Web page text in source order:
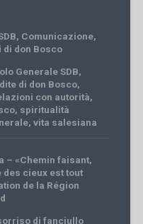
, Comunicazione,
di don Bosco
Generale SDB,
di don Bosco,
con autorità,
, spiritualità
, vita salesiana
– «Chemin faisant,
cieux est tout
de la Région
di fanciullo